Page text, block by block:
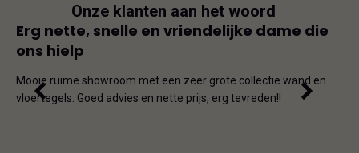
Onze klanten aan het woord
Erg nette, snelle en vriendelijke dame die
ons hielp
Mooie ruime showroom met een zeer grote collectie wand en
vloertegels. Goed advies en nette prijs, erg tevreden!!